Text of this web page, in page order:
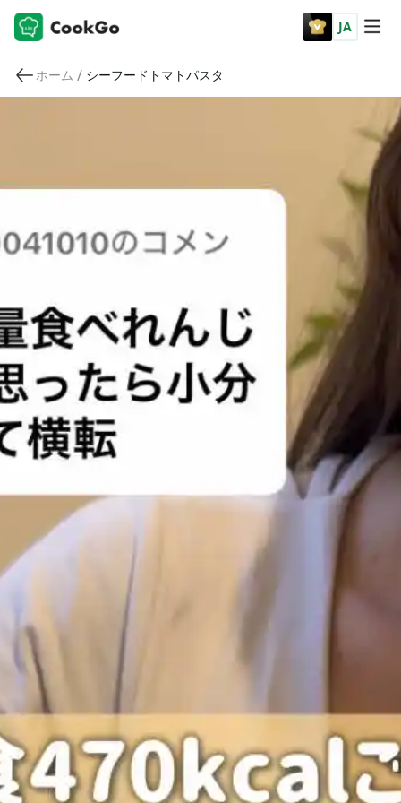
JA
ホーム / シーフードトマトパスタ